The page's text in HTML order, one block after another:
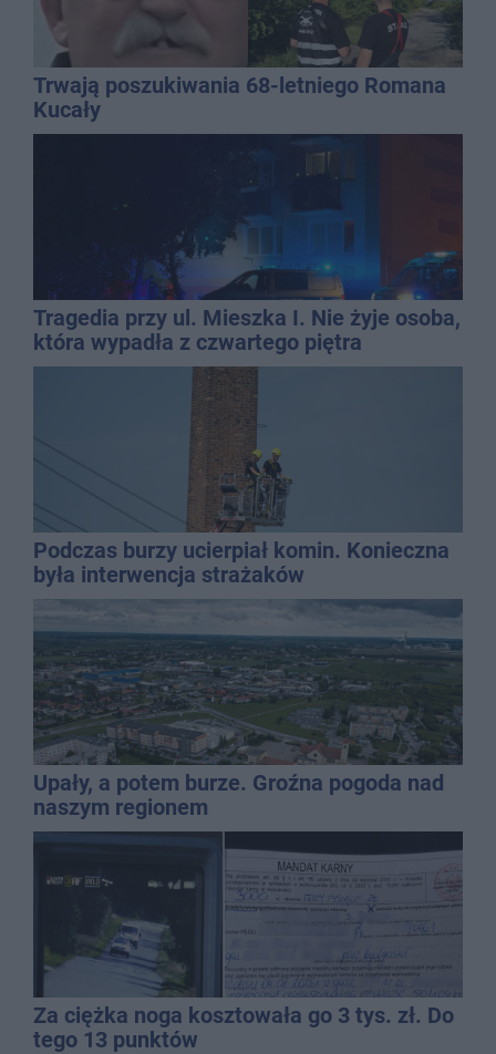
Trwają poszukiwania 68-letniego Romana
Kucały
Tragedia przy ul. Mieszka I. Nie żyje osoba,
która wypadła z czwartego piętra
Podczas burzy ucierpiał komin. Konieczna
była interwencja strażaków
Upały, a potem burze. Groźna pogoda nad
naszym regionem
Za ciężka noga kosztowała go 3 tys. zł. Do
tego 13 punktów